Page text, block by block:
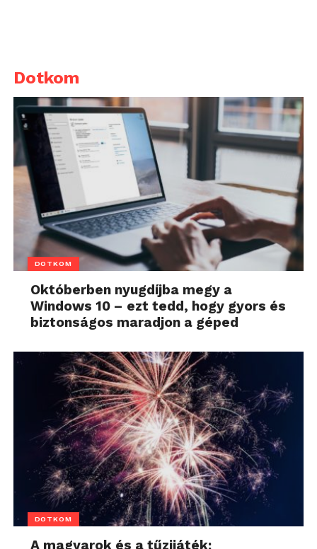
Dotkom
DOTKOM
Októberben nyugdíjba megy a
Windows 10 – ezt tedd, hogy gyors és
biztonságos maradjon a géped
DOTKOM
A magyarok és a tűzijáték: